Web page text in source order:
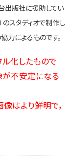
出版社に援助してい
スタディオで制作し
力によるものです。
化したもので
が不安定になる
はより鮮明で，